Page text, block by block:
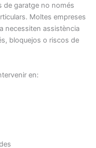
de garatge no només
Moltes empreses
necessiten assistència
bloquejos o riscos de
en: